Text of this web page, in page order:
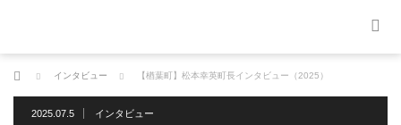
ホーム インタビュー 【楢葉町】松本幸英町長インタビュー（2025）
2025.07.5 インタビュー